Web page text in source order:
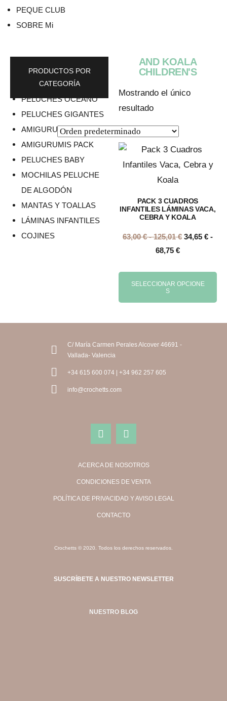
PEQUE CLUB
SOBRE Mi
PRODUCTOS POR
CATEGORÍA
PELUCHES OCÉANO
PELUCHES GIGANTES
AMIGURUMIS MIDI
AMIGURUMIS PACK
PELUCHES BABY
MOCHILAS PELUCHE
DE ALGODÓN
MANTAS Y TOALLAS
LÁMINAS INFANTILES
COJINES
AND KOALA
CHILDREN'S
Mostrando el único
resultado
PACK 3 CUADROS
INFANTILES LÁMINAS VACA,
CEBRA Y KOALA
63,00€ - 125,01€ 34,65 € -
68,75 €
SELECCIONAR OPCIONE
S
C/ María Carmen Perales Alcover 46691 -
Vallada- Valencia
+34 615 600 074 | +34 962 257 605
info@crochetts.com
ACERCA DE NOSOTROS
CONDICIONES DE VENTA
POLÍTICA DE PRIVACIDAD Y AVISO LEGAL
CONTACTO
Crochetts © 2020. Todos los derechos reservados.
SUSCRÍBETE A NUESTRO NEWSLETTER
NUESTRO BLOG